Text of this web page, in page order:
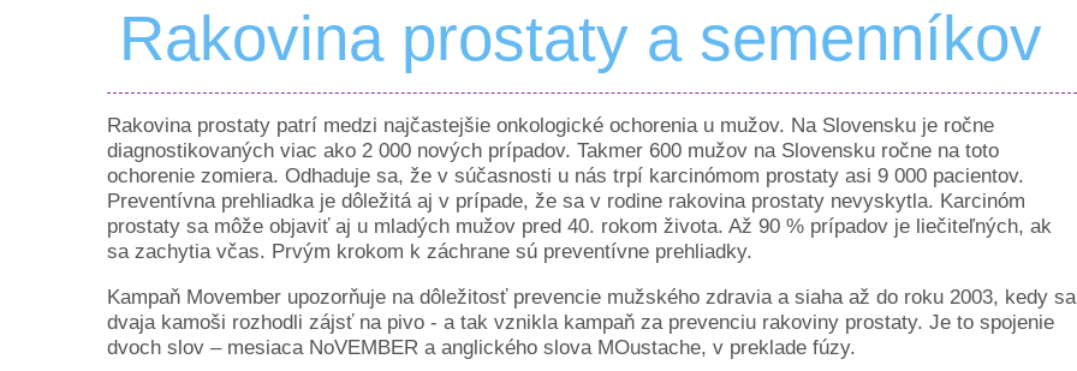
Rakovina prostaty a semenníkov
Rakovina prostaty patrí medzi najčastejšie onkologické ochorenia u mužov. Na Slovensku je ročne
diagnostikovaných viac ako 2 000 nových prípadov. Takmer 600 mužov na Slovensku ročne na toto
ochorenie zomiera. Odhaduje sa, že v súčasnosti u nás trpí karcinómom prostaty asi 9 000 pacientov.
Preventívna prehliadka je dôležitá aj v prípade, že sa v rodine rakovina prostaty nevyskytla. Karcinóm
prostaty sa môže objaviť aj u mladých mužov pred 40. rokom života. Až 90 % prípadov je liečiteľných, ak
sa zachytia včas. Prvým krokom k záchrane sú preventívne prehliadky.
Kampaň Movember upozorňuje na dôležitosť prevencie mužského zdravia a siaha až do roku 2003, kedy sa
dvaja kamoši rozhodli zájsť na pivo - a tak vznikla kampaň za prevenciu rakoviny prostaty. Je to spojenie
dvoch slov – mesiaca NoVEMBER a anglického slova MOustache, v preklade fúzy.